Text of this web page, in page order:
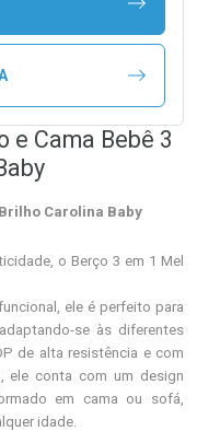
e Cama Bebê 3
Carolina Baby
o Berço 3 em 1 Mel
ele é perfeito para
se às diferentes
de alta resistência e com
ele conta com um design
em cama ou sofá,
idade.